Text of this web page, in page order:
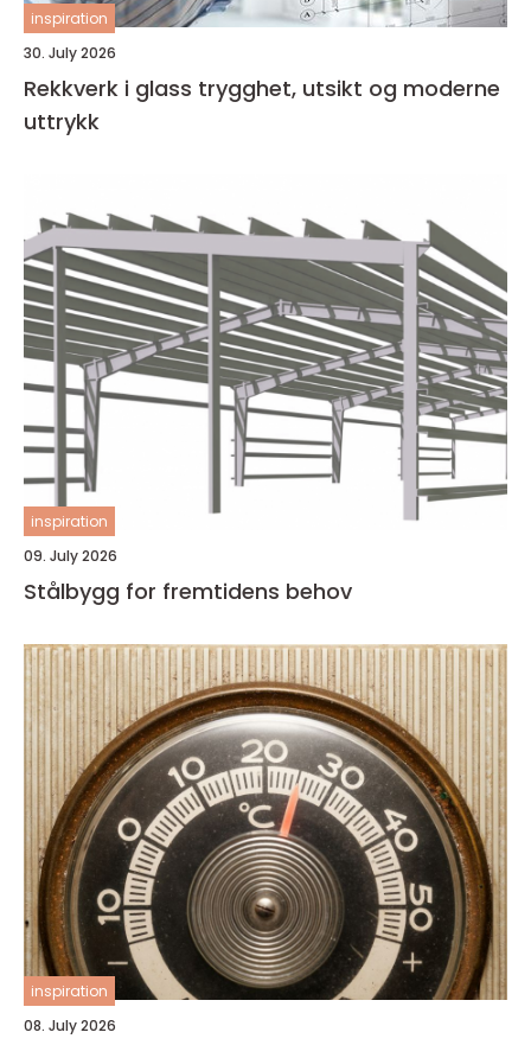
inspiration
30. July 2026
Rekkverk i glass trygghet, utsikt og moderne
uttrykk
inspiration
09. July 2026
Stålbygg for fremtidens behov
inspiration
08. July 2026